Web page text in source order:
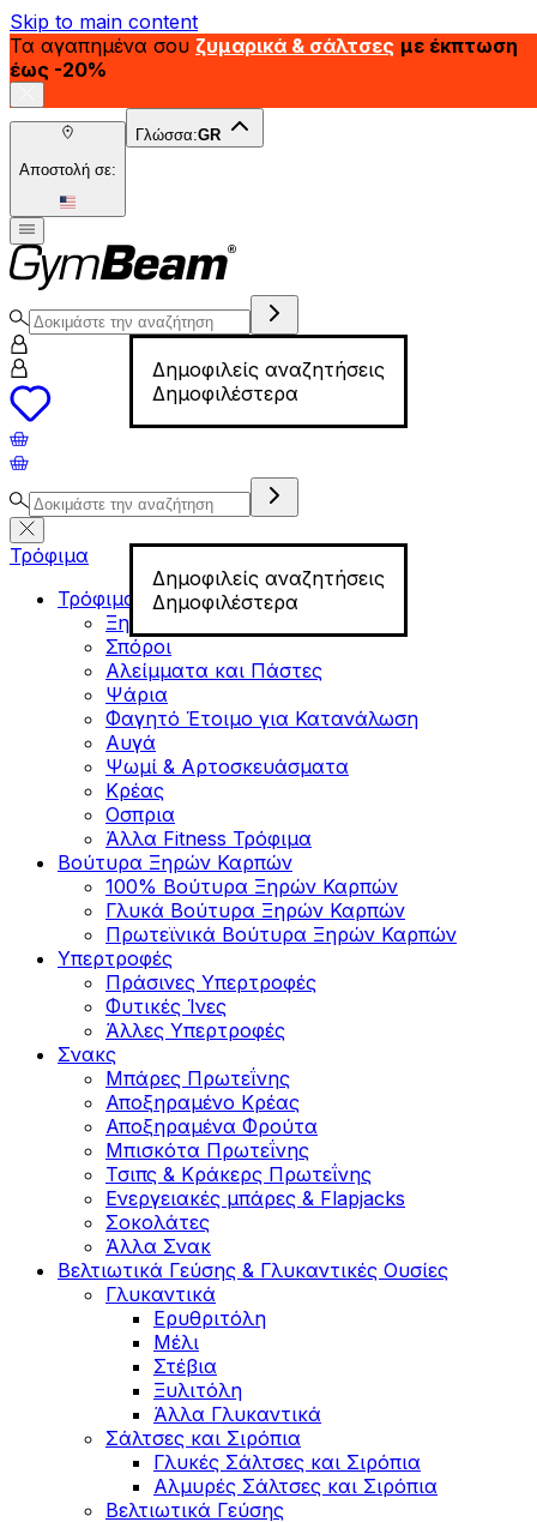
Skip to main content
Τα αγαπημένα σου ζυμαρικά & σάλτσες με έκπτωση
έως -20%
Αποστολή σε:
Γλώσσα:GR
Δημοφιλείς αναζητήσεις
Δημοφιλέστερα
Δημοφιλείς αναζητήσεις
Δημοφιλέστερα
Τρόφιμα
Τρόφιμα για Fitness
Ξηροί Καρποί
Σπόροι
Αλείμματα και Πάστες
Ψάρια
Φαγητό Έτοιμο για Κατανάλωση
Αυγά
Ψωμί & Αρτοσκευάσματα
Κρέας
Οσπρια
Άλλα Fitness Τρόφιμα
Βούτυρα Ξηρών Καρπών
100% Βούτυρα Ξηρών Καρπών
Γλυκά Βούτυρα Ξηρών Καρπών
Πρωτεϊνικά Βούτυρα Ξηρών Καρπών
Υπερτροφές
Πράσινες Υπερτροφές
Φυτικές Ίνες
Άλλες Υπερτροφές
Σνακς
Μπάρες Πρωτεΐνης
Αποξηραμένο Κρέας
Αποξηραμένα Φρούτα
Μπισκότα Πρωτεΐνης
Τσιπς & Kράκερς Πρωτεΐνης
Ενεργειακές μπάρες & Flapjacks
Σοκολάτες
Άλλα Σνακ
Βελτιωτικά Γεύσης & Γλυκαντικές Ουσίες
Γλυκαντικά
Ερυθριτόλη
Μέλι
Στέβια
Ξυλιτόλη
Άλλα Γλυκαντικά
Σάλτσες και Σιρόπια
Γλυκές Σάλτσες και Σιρόπια
Αλμυρές Σάλτσες και Σιρόπια
Bελτιωτικά Γεύσης